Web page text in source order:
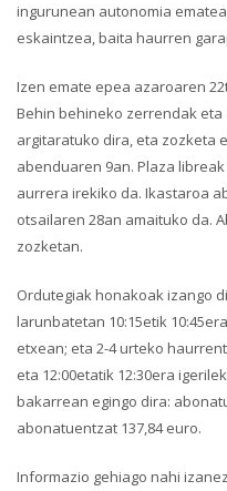
ingurunean autonomia
eskaintzea, baita haurren
Izen emate epea azaroaren
Behin behineko zerrendak
argitaratuko dira, eta zozketa
abenduaren 9an. Plaza
aurrera irekiko da. Ikastaroa
otsailaren 28an amaituko da.
zozketan.
Ordutegiak honakoak izango
larunbatetan 10:15etik
etxean; eta 2-4 urteko
eta 12:00etatik 12:30era
bakarrean egingo dira:
abonatuentzat 137,84 euro.
Informazio gehiago nahi